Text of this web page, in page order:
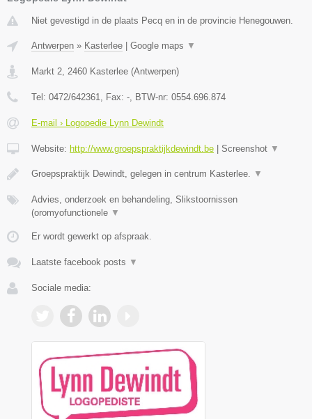
Niet gevestigd in de plaats Pecq en in de provincie Henegouwen.
Antwerpen » Kasterlee | Google maps ▼
Markt 2 2460 Kasterlee (Antwerpen)
Tel: 0472/642361 , Fax: - , BTW-nr: 0554.696.874
E-mail › Logopedie Lynn Dewindt
Website: http://www.groepspraktijkdewindt.be | Screenshot ▼
Groepspraktijk Dewindt, gelegen in centrum Kasterlee. ▼
Advies, onderzoek en behandeling, Slikstoornissen
(oromyofunctionele ▼
Er wordt gewerkt op afspraak.
Laatste facebook posts ▼
Sociale media: